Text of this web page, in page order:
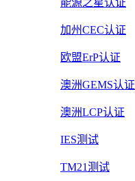
能源之星认证
加州CEC认证
欧盟ErP认证
澳洲GEMS认证
澳洲LCP认证
IES测试
TM21测试